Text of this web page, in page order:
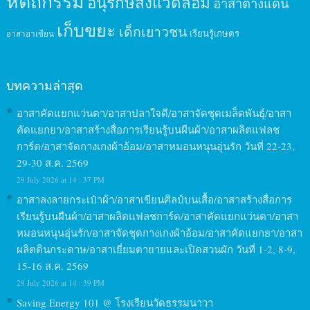
อาสาอาเซียน เก็บขยะ เด็กเยาวชน เรียนรู้เกษตร
บทความล่าสุด
อาสาคัดแยกแว่นตา/อาสาปลาใจดี/อาสาจัดชุดเมล็ดพันธุ์/อาสา
คัดแยกยา/อาสาสร้างสื่อการเรียนรู้บนผืนผ้า/อาสาผลิตแฟลช
การ์ด/อาสาจัดกางเกงผ้าอ้อม/อาสาหมอนหนุนอุ่นรัก วันที่ 22-23,
29-30 ส.ค. 2569
29 July 2026 at 14 : 37 PM
อาสาลงลายกระเป๋าผ้า/อาสาเขียนศิลป์บนเสื้อ/อาสาสร้างสื่อการ
เรียนรู้บนผืนผ้า/อาสาผลิตแฟลชการ์ด/อาสาคัดแยกแว่นตา/อาสา
หมอนหนุนอุ่นรัก/อาสาจัดชุดกางเกงผ้าอ้อม/อาสาคัดแยกยา/อาสา
ผลิตดินกระดาษ/อาสาเยี่ยมตายายและเปิดสวนผัก วันที่ 1-2, 8-9,
15-16 ส.ค. 2569
29 July 2026 at 14 : 39 PM
Saving Energy 101 @ โรงเรียนวัดธรรมนาวา